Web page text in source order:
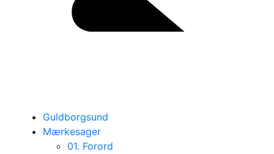
Guldborgsund
Mærkesager
01. Forord